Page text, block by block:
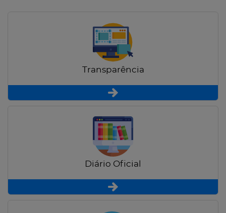
Transparência
Diário Oficial